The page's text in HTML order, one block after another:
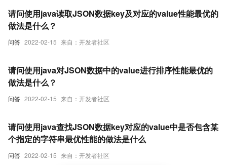
问答 2022-02-15 来自：开发者社区
请问使用java读取JSON数据key及对应的value性能最优的
做法是什么？
问答 2022-02-15 来自：开发者社区
请问使用java对JSON数据中的value进行排序性能最优的
做法是什么？
问答 2022-02-15 来自：开发者社区
请问使用java查找JSON数据key对应的value中是否包含某
个指定的字符串最优性能的做法是什么